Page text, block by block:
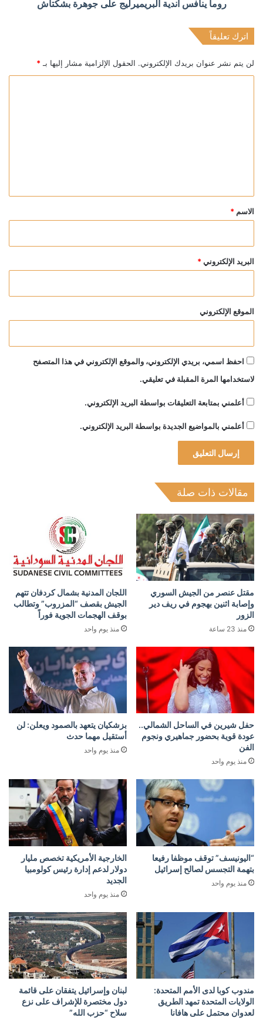
روما ينافس أندية البريميرليج على جوهرة بشكتاش
اترك تعليقاً
لن يتم نشر عنوان بريدك الإلكتروني. الحقول الإلزامية مشار إليها بـ *
*
الاسم *
البريد الإلكتروني *
الموقع الإلكتروني
احفظ اسمي، بريدي الإلكتروني، والموقع الإلكتروني في هذا المتصفح
لاستخدامها المرة المقبلة في تعليقي.
أعلمني بمتابعة التعليقات بواسطة البريد الإلكتروني.
أعلمني بالمواضيع الجديدة بواسطة البريد الإلكتروني.
مقالات ذات صلة
مقتل عنصر من الجيش السوري
وإصابة اثنين بهجوم في ريف دير
الزور
منذ 23 ساعة
اللجان المدنية بشمال كردفان تتهم
الجيش بقصف “المزروب” وتطالب
بوقف الهجمات الجوية فوراً
منذ يوم واحد
حفل شيرين في الساحل الشمالي..
عودة قوية بحضور جماهيري ونجوم
الفن
منذ يوم واحد
بزشكيان يتعهد بالصمود ويعلن: لن
أستقيل مهما حدث
منذ يوم واحد
“اليونيسف” توقف موظفا رفيعا
بتهمة التجسس لصالح إسرائيل
منذ يوم واحد
الخارجية الأمريكية تخصص مليار
دولار لدعم إدارة رئيس كولومبيا
الجديد
منذ يوم واحد
مندوب كوبا لدى الأمم المتحدة:
الولايات المتحدة تمهد الطريق
لعدوان محتمل على هافانا
لبنان وإسرائيل يتفقان على قائمة
دول مختصرة للإشراف على نزع
سلاح “حزب الله”